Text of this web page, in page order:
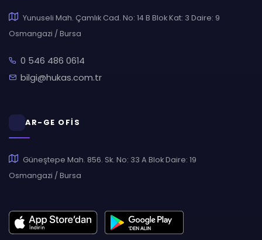
Yunuseli Mah. Çamlık Cad. No: 14 B Blok Kat: 3 Daire: 9
Osmangazi / Bursa
0 546 486 0614
bilgi@hukas.com.tr
AR-GE OFİS
Güneştepe Mah. 856. Sk. No: 33 A Blok Daire: 19
Osmangazi / Bursa